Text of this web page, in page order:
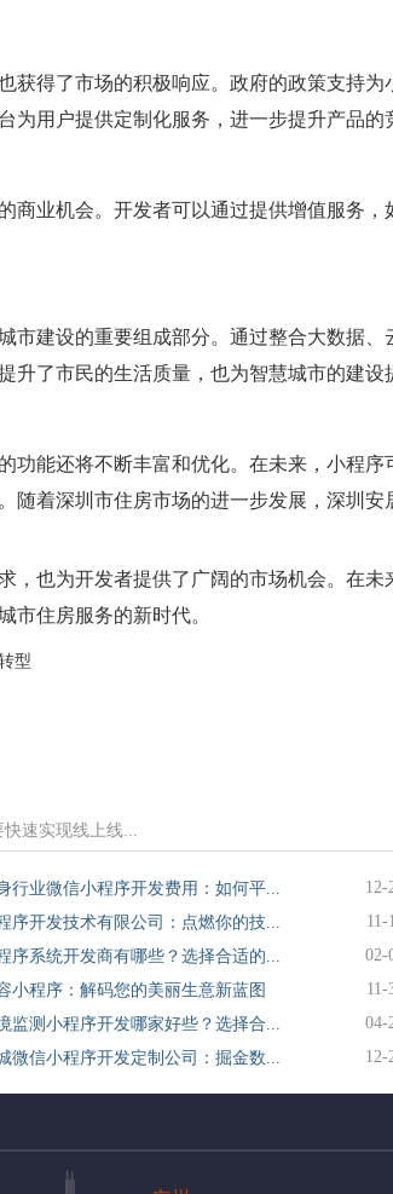
获得了市场的积极响应。政府的政策支持
用户提供定制化服务，进一步提升产品的
商业机会。开发者可以通过提供增值服务
市建设的重要组成部分。通过整合大数据
了市民的生活质量，也为智慧城市的建设
功能还将不断丰富和优化。在未来，小程
随着深圳市住房市场的进一步发展，深圳
，也为开发者提供了广阔的市场机会。在
市住房服务的新时代。
型
速实现线上线...
12-
行业微信小程序开发费用：如何平...
11-
序开发技术有限公司：点燃你的技...
02-
序系统开发商有哪些？选择合适的...
11-
小程序：解码您的美丽生意新蓝图
04-
监测小程序开发哪家好些？选择合...
12-
微信小程序开发定制公司：掘金数...